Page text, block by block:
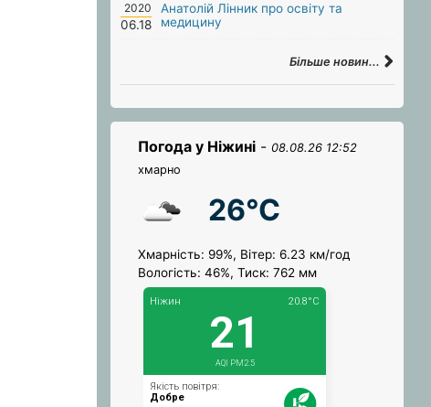
2020
06.18
Анатолій Лінник про освіту та
медицину
Більше новин...
Погода у Ніжині - 08.08.26 12:52
хмарно
26°C
Хмарність: 99%, Вітер: 6.23 км/год
Вологість: 46%, Тиск: 762 мм